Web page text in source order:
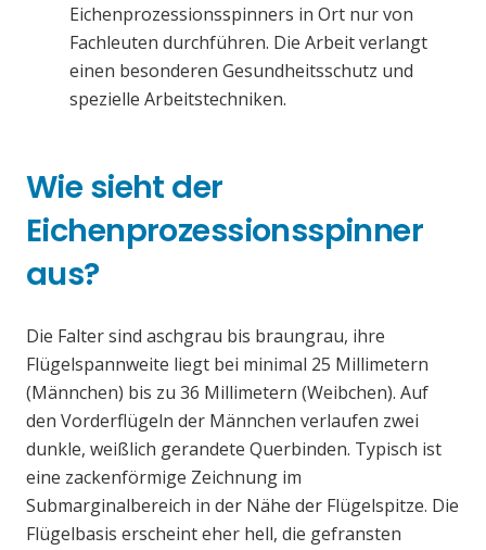
Eichenprozessionsspinners in Ort nur von
Fachleuten durchführen. Die Arbeit verlangt
einen besonderen Gesundheitsschutz und
spezielle Arbeitstechniken.
Wie sieht der
Eichenprozessionsspinner
aus?
Die Falter sind aschgrau bis braungrau, ihre
Flügelspannweite liegt bei minimal 25 Millimetern
(Männchen) bis zu 36 Millimetern (Weibchen). Auf
den Vorderflügeln der Männchen verlaufen zwei
dunkle, weißlich gerandete Querbinden. Typisch ist
eine zackenförmige Zeichnung im
Submarginalbereich in der Nähe der Flügelspitze. Die
Flügelbasis erscheint eher hell, die gefransten